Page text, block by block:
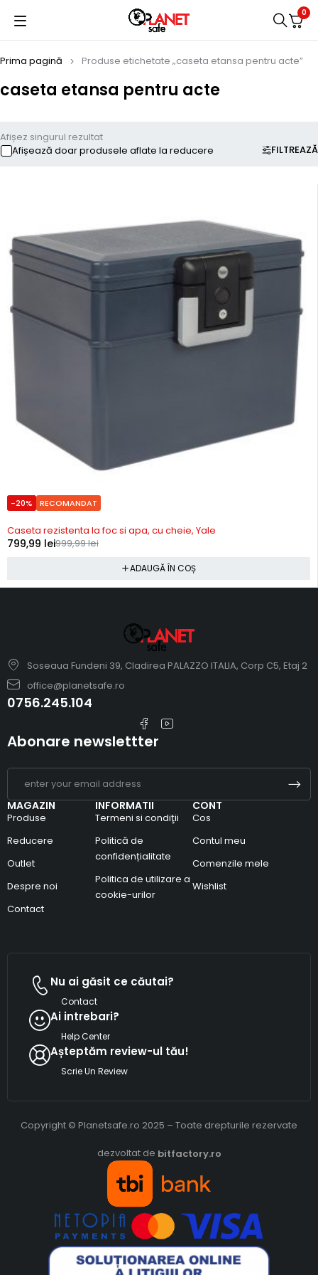
0
caseta etansa pentru acte
Prima pagină Produse etichetate „caseta etansa pentru acte”
FILTREAZĂ
Afișez singurul rezultat
Afișează doar produsele aflate la reducere
-20% RECOMANDAT
In stoc
Caseta rezistenta la foc si apa, cu cheie, Yale
999,99lei
799,99 lei
ADAUGĂ ÎN COȘ
Soseaua Fundeni 39, Cladirea PALAZZO ITALIA, Corp C5, Etaj 2
office@planetsafe.ro
0756.245.104
MAGAZIN
Produse
Reducere
Outlet
Despre noi
Contact
INFORMATII
Termeni si condiţii
Politică de
confidențialitate
Politica de utilizare a
cookie-urilor
CONT
Cos
Contul meu
Comenzile mele
Wishlist
Abonare newslettter
Nu ai găsit ce căutai?
Contact
Ai intrebari?
Help Center
Așteptăm review-ul tău!
Scrie Un Review
Copyright © Planetsafe.ro 2025 – Toate drepturile rezervate
dezvoltat de bitfactory.ro